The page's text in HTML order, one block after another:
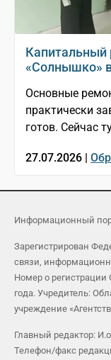
Капитальный
«Солнышко»
Основные
практически
готов. Сейчас
27.07.2026 |
Информационный
Зарегистрирован
связи,
Номер о
года. Учредитель:
учреждение
Главный редактор:
Телефон/факс